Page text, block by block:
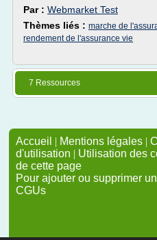
Par : Webmarket Test
Thèmes liés : marche de
rendement de l'assurance vie
7 Ressources
Accueil | Mentions légales |
d'utilisation | Utilisation des
de cette page
Pour ajouter ou supprimer
CGUs